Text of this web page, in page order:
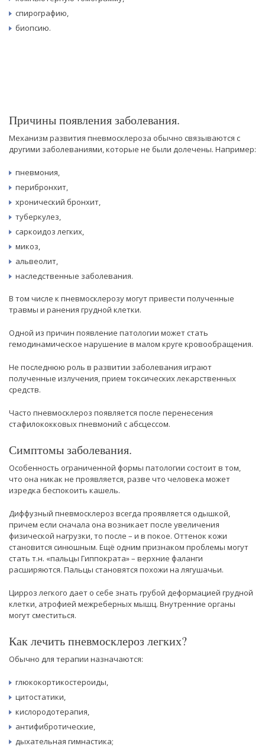
спирографию,
биопсию.
Причины появления заболевания.
Механизм развития пневмосклероза обычно связываются с
другими заболеваниями, которые не были долечены. Например:
пневмония,
перибронхит,
хронический бронхит,
туберкулез,
саркоидоз легких,
микоз,
альвеолит,
наследственные заболевания.
В том числе к пневмосклерозу могут привести полученные
травмы и ранения грудной клетки.
Одной из причин появление патологии может стать
гемодинамическое нарушение в малом круге кровообращения.
Не последнюю роль в развитии заболевания играют
полученные излучения, прием токсических лекарственных
средств.
Часто пневмосклероз появляется после перенесения
стафилококковых пневмоний с абсцессом.
Симптомы заболевания.
Особенность ограниченной формы патологии состоит в том,
что она никак не проявляется, разве что человека может
изредка беспокоить кашель.
Диффузный пневмосклероз всегда проявляется одышкой,
причем если сначала она возникает после увеличения
физической нагрузки, то после – и в покое. Оттенок кожи
становится синюшным. Ещё одним признаком проблемы могут
стать т.н. «пальцы Гиппократа» – верхние фаланги
расширяются. Пальцы становятся похожи на лягушачьи.
Цирроз легкого дает о себе знать грубой деформацией грудной
клетки, атрофией межреберных мышц. Внутренние органы
могут сместиться.
Как лечить пневмосклероз легких?
Обычно для терапии назначаются:
глюкокортикостероиды,
цитостатики,
кислородотерапия,
антифибротические,
дыхательная гимнастика;